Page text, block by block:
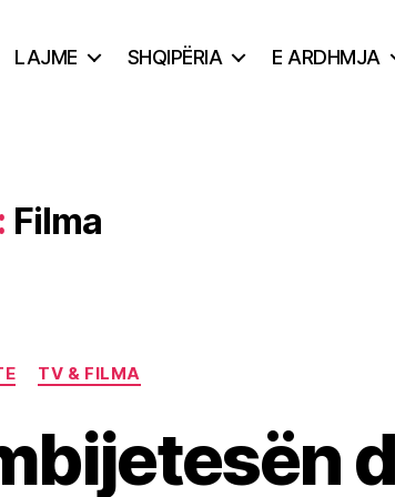
LAJME SHQIPËRIA E ARDHMJA
Filma
Categories
TV & FILMA